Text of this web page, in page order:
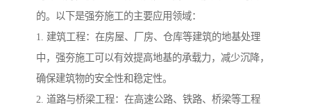
的。以下是强夯施工的主要应用领域：
1. 建筑工程：在房屋、厂房、仓库等建筑的地基处理
中，强夯施工可以有效提高地基的承载力，减少沉降，
确保建筑物的安全性和稳定性。
2. 道路与桥梁工程：在高速公路、铁路、桥梁等工程